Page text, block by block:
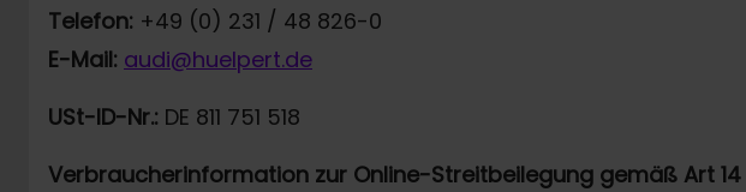
Telefon: +49 (0) 231 / 48 826-0
E-Mail: audi@huelpert.de
USt-ID-Nr.: DE 811 751 518
Verbraucherinformation zur Online-Streitbeilegung gemäß Art 14